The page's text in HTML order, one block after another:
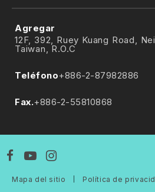
Agregar
12F, 392, Ruey Kuang Road,
Taiwan, R.O.C
Teléfono+886-2-87982886
Fax.+886-2-55810868
Mapa del sitio Política de